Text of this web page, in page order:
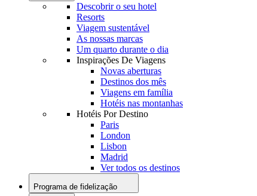
Descobrir o seu hotel
Resorts
Viagem sustentável
As nossas marcas
Um quarto durante o dia
Inspirações De Viagens
Novas aberturas
Destinos dos mês
Viagens em família
Hotéis nas montanhas
Hotéis Por Destino
Paris
London
Lisbon
Madrid
Ver todos os destinos
Programa de fidelização